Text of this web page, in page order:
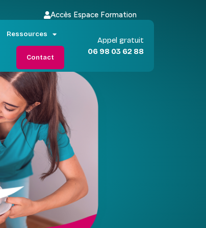
Accès Espace Formation
Ressources
Contact
Appel gratuit
06 98 03 62 88